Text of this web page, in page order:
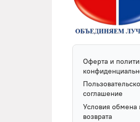
Оферта и
соглашение
Условия обмена
возврата